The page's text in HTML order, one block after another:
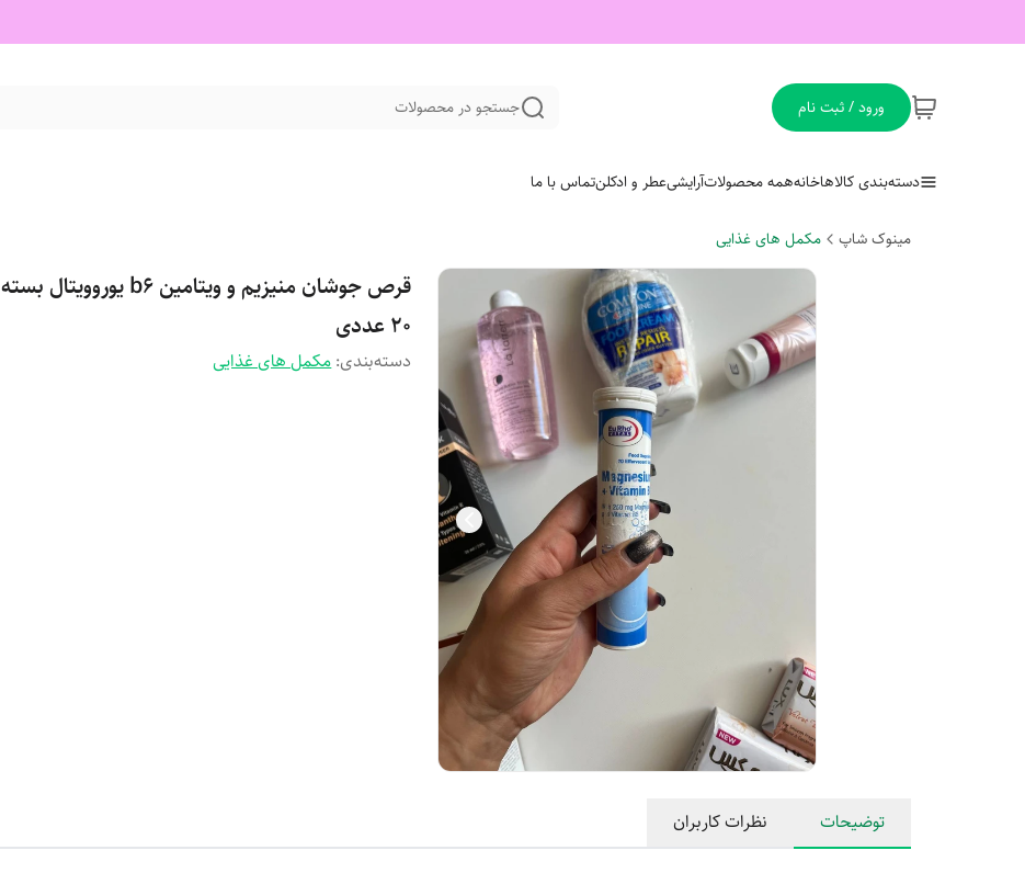
ورود / ثبت نام جستجو در محصولات
دسته‌بندی کالاهاخانههمه محصولاتآرایشیعطر و ادکلنتماس با ما
مینوک شاپ مکمل های غذایی
قرص جوشان منیزیم و ویتامین b6 یوروویتال بسته
20 عددی
دسته‌بندی:مکمل های غذایی
توضیحات نظرات کاربران